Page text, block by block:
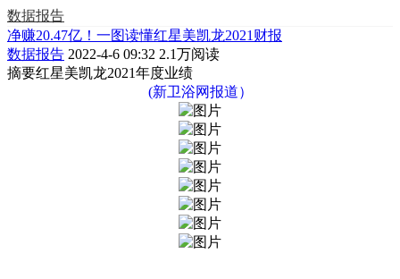
数据报告
净赚20.47亿！一图读懂红星美凯龙2021财报
数据报告 2022-4-6 09:32 2.1万阅读
摘要红星美凯龙2021年度业绩
(新卫浴网报道）